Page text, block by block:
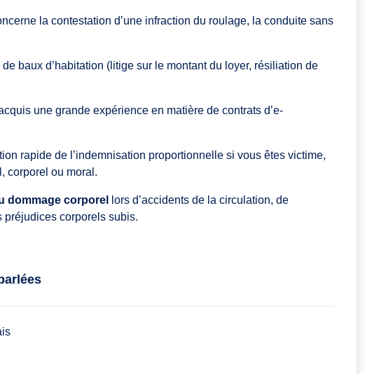
la contestation d’une infraction du roulage, la conduite sans
baux d’habitation (litige sur le montant du loyer, résiliation de
une grande expérience en matière de contrats d’e-
rapide de l’indemnisation proportionnelle si vous êtes victime,
corporel ou moral.
dommage corporel
lors d’accidents de la circulation, de
préjudices corporels subis.